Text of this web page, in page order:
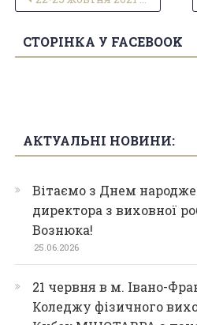
СТОРІНКА У FACEBOOK
АКТУАЛЬНІ НОВИНИ:
Вітаємо з Днем
директора з виховної
Вознюка!
25.06.2026
21 червня в м. Івано-
Коледжу фізичного